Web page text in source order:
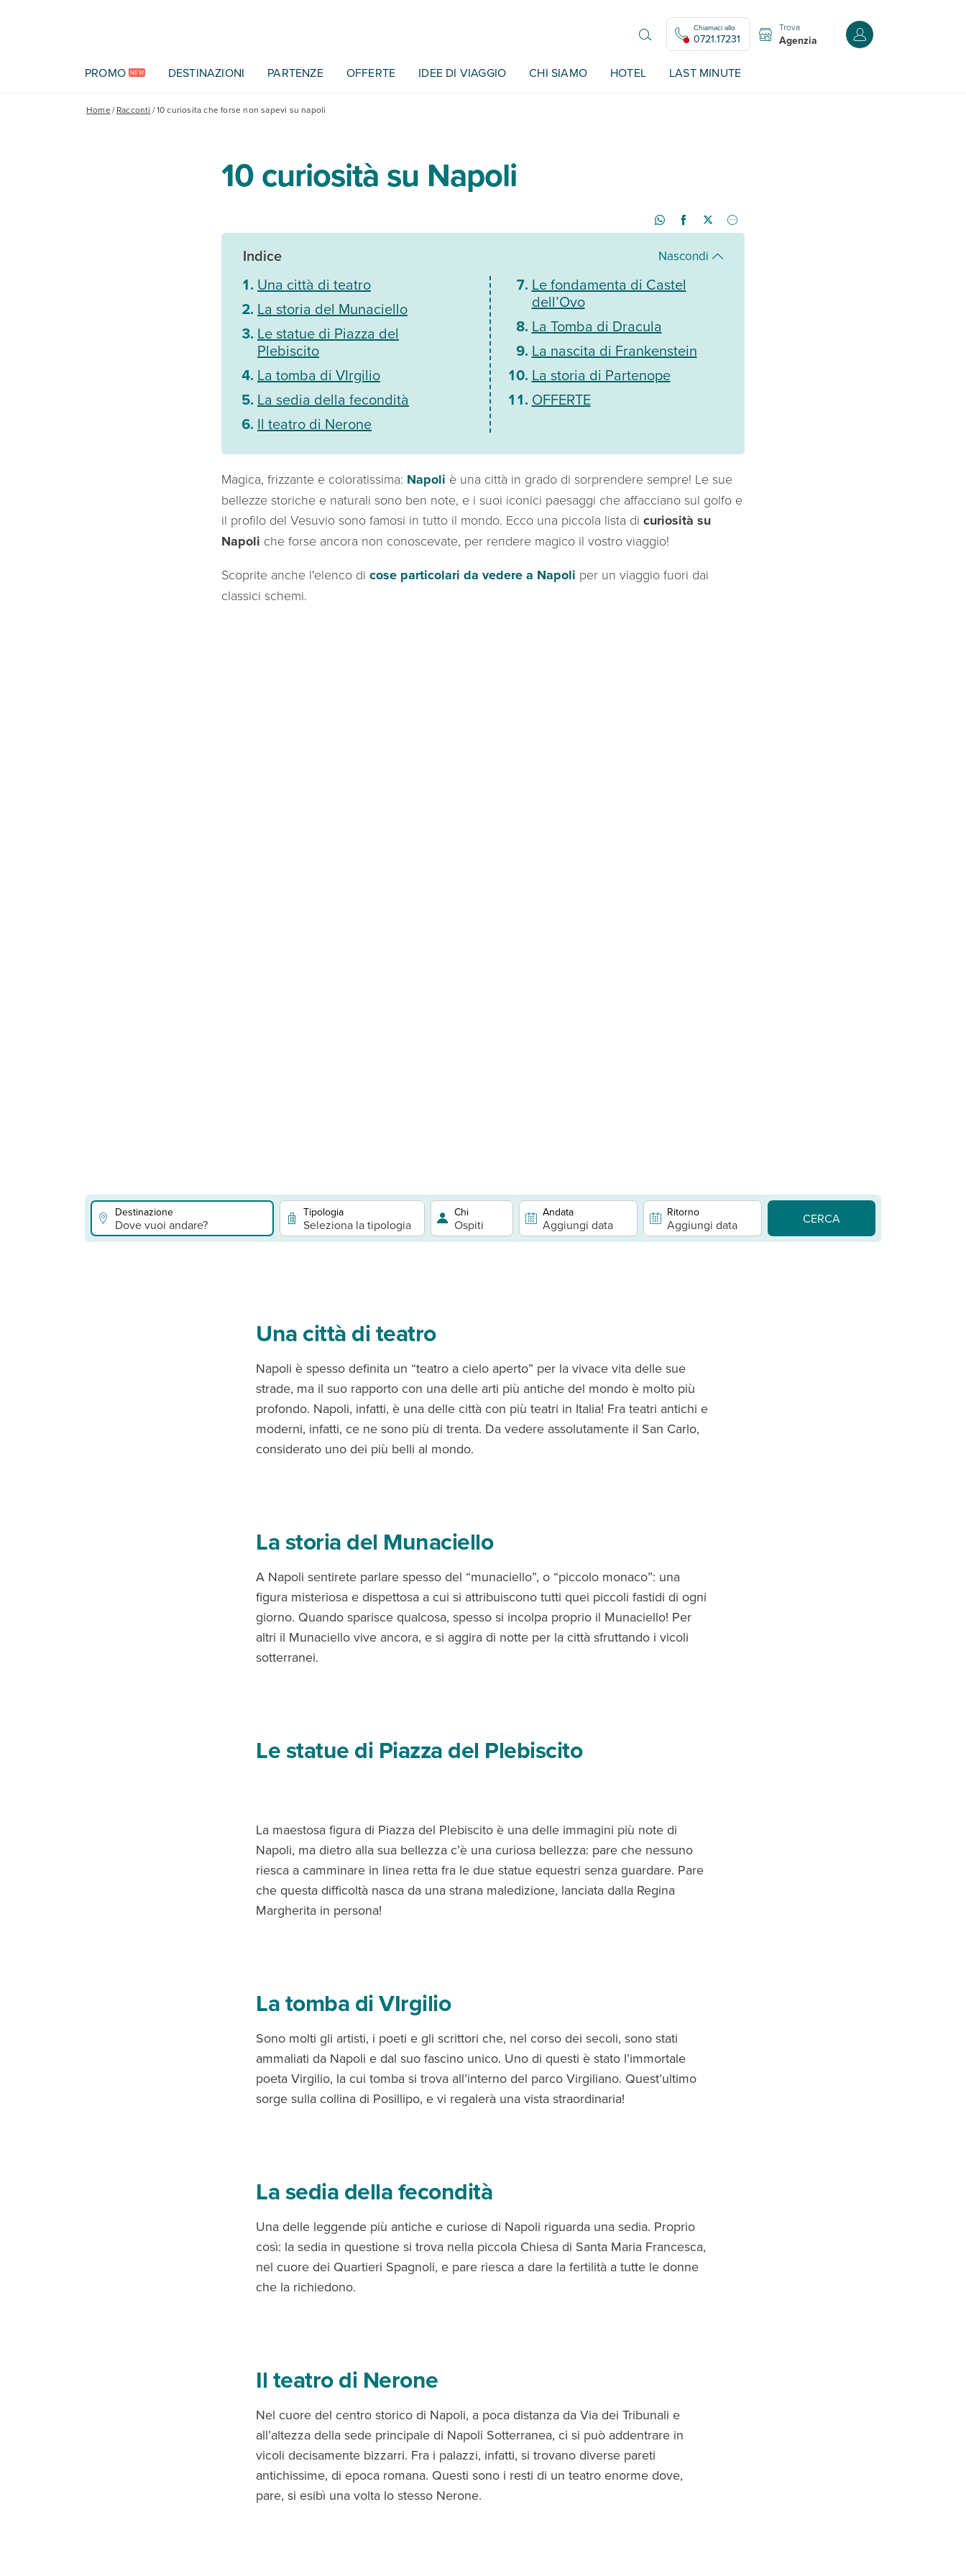
Chiamaci allo
0721.17231
Trova
Agenzia Accedi o registrati
PROMO NEW DESTINAZIONI PARTENZE OFFERTE IDEE DI VIAGGIO CHI SIAMO HOTEL LAST MINUTE
Home/Racconti /10 curiosita che forse non sapevi su napoli
10 curiosità su Napoli
Indice Nascondi
Una città di teatro
La storia del Munaciello
Le statue di Piazza del
Plebiscito
La tomba di VIrgilio
La sedia della fecondità
Il teatro di Nerone
Le fondamenta di Castel
dell’Ovo
La Tomba di Dracula
La nascita di Frankenstein
La storia di Partenope
OFFERTE
Magica, frizzante e coloratissima: Napoli è una città in grado di sorprendere sempre! Le sue
bellezze storiche e naturali sono ben note, e i suoi iconici paesaggi che affacciano sul golfo e
il profilo del Vesuvio sono famosi in tutto il mondo. Ecco una piccola lista di curiosità su
Napoli che forse ancora non conoscevate, per rendere magico il vostro viaggio!
Scoprite anche l'elenco di cose particolari da vedere a Napoli per un viaggio fuori dai
classici schemi.
Destinazione
Dove vuoi andare?
Tipologia
Seleziona la tipologia
Chi
Ospiti
Andata
Aggiungi data
Ritorno
Aggiungi data CERCA
Una città di teatro
Napoli è spesso definita un “teatro a cielo aperto” per la vivace vita delle sue
strade, ma il suo rapporto con una delle arti più antiche del mondo è molto più
profondo. Napoli, infatti, è una delle città con più teatri in Italia! Fra teatri antichi e
moderni, infatti, ce ne sono più di trenta. Da vedere assolutamente il San Carlo,
considerato uno dei più belli al mondo.
La storia del Munaciello
A Napoli sentirete parlare spesso del “munaciello”, o “piccolo monaco”: una
figura misteriosa e dispettosa a cui si attribuiscono tutti quei piccoli fastidi di ogni
giorno. Quando sparisce qualcosa, spesso si incolpa proprio il Munaciello! Per
altri il Munaciello vive ancora, e si aggira di notte per la città sfruttando i vicoli
sotterranei.
Le statue di Piazza del Plebiscito
La maestosa figura di Piazza del Plebiscito è una delle immagini più note di
Napoli, ma dietro alla sua bellezza c’è una curiosa bellezza: pare che nessuno
riesca a camminare in linea retta fra le due statue equestri senza guardare. Pare
che questa difficoltà nasca da una strana maledizione, lanciata dalla Regina
Margherita in persona!
La tomba di VIrgilio
Sono molti gli artisti, i poeti e gli scrittori che, nel corso dei secoli, sono stati
ammaliati da Napoli e dal suo fascino unico. Uno di questi è stato l’immortale
poeta Virgilio, la cui tomba si trova all’interno del parco Virgiliano. Quest’ultimo
sorge sulla collina di Posillipo, e vi regalerà una vista straordinaria!
La sedia della fecondità
Una delle leggende più antiche e curiose di Napoli riguarda una sedia. Proprio
così: la sedia in questione si trova nella piccola Chiesa di Santa Maria Francesca,
nel cuore dei Quartieri Spagnoli, e pare riesca a dare la fertilità a tutte le donne
che la richiedono.
Il teatro di Nerone
Nel cuore del centro storico di Napoli, a poca distanza da Via dei Tribunali e
all’altezza della sede principale di Napoli Sotterranea, ci si può addentrare in
vicoli decisamente bizzarri. Fra i palazzi, infatti, si trovano diverse pareti
antichissime, di epoca romana. Questi sono i resti di un teatro enorme dove,
pare, si esibì una volta lo stesso Nerone.